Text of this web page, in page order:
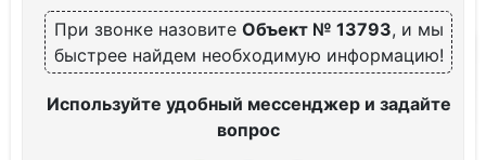
При звонке назовите Объект № 13793, и мы
быстрее найдем необходимую информацию!
Используйте удобный мессенджер и задайте
вопрос